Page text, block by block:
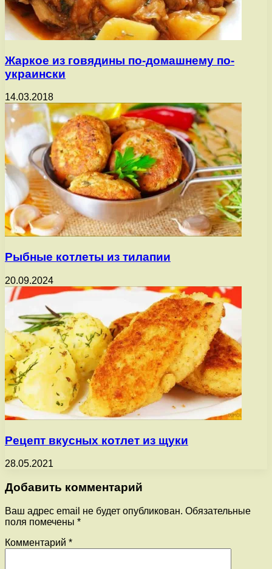
Жаркое из говядины по-домашнему по-
украински
14.03.2018
Рыбные котлеты из тилапии
20.09.2024
Рецепт вкусных котлет из щуки
28.05.2021
Добавить комментарий
Ваш адрес email не будет опубликован. Обязательные
поля помечены *
Комментарий *